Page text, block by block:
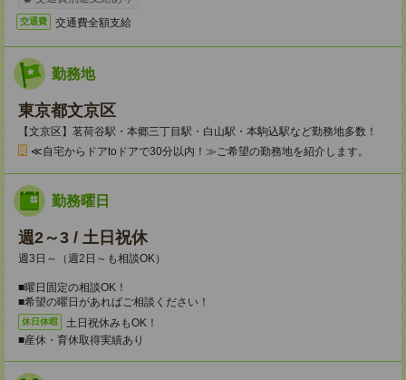
交通費 交通費全額支給
勤務地
東京都文京区
【文京区】茗荷谷駅・本郷三丁目駅・白山駅・本駒込駅など勤務地多数！
≪自宅からドアtoドアで30分以内！≫ご希望の勤務地を紹介します。
勤務曜日
週2～3 / 土日祝休
週3日～（週2日～も相談OK）
■曜日固定の相談OK！
■希望の曜日があればご相談ください！
休日休暇
土日祝休みもOK！
■産休・育休取得実績あり